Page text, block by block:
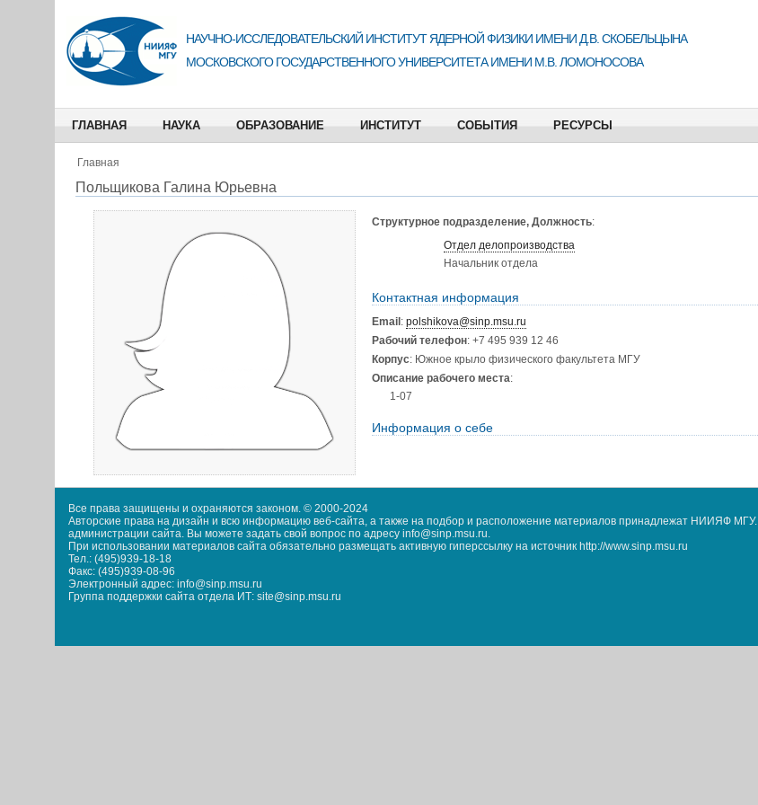
НАУЧНО-ИССЛЕДОВАТЕЛЬСКИЙ ИНСТИТУТ ЯДЕРНОЙ ФИЗИКИ ИМЕНИ Д.В. СКОБЕЛЬЦЫНА
МОСКОВСКОГО ГОСУДАРСТВЕННОГО УНИВЕРСИТЕТА ИМЕНИ М.В. ЛОМОНОСОВА
ГЛАВНАЯ НАУКА ОБРАЗОВАНИЕ ИНСТИТУТ СОБЫТИЯ РЕСУРСЫ
Главная
Польщикова Галина Юрьевна
Структурное подразделение, Должность:
Отдел делопроизводства
Начальник отдела
Контактная информация
Email : polshikova@sinp.msu.ru
Рабочий телефон: +7 495 939 12 46
Корпус: Южное крыло физического факультета МГУ
Описание рабочего места:
1-07
Информация о себе
Все права защищены и охраняются законом. © 2000-2024
Авторские права на дизайн и всю информацию веб-сайта, а также на подбор и расположение материалов принадлежат НИИЯФ
администрации сайта. Вы можете задать свой вопрос по адресу info@sinp.msu.ru.
При использовании материалов сайта обязательно размещать активную гиперссылку на источник http://www.sinp.msu.ru
Тел.: (495)939-18-18
Факс: (495)939-08-96
Электронный адрес: info@sinp.msu.ru
Группа поддержки сайта отдела ИТ: site@sinp.msu.ru